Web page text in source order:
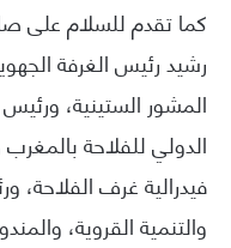
كما تقدم للسلام على
رشيد رئيس الغرفة
المشور الستينية،
الدولي للفلاحة
فيدرالية غرف الفلاحة،
والتنمية القروية،